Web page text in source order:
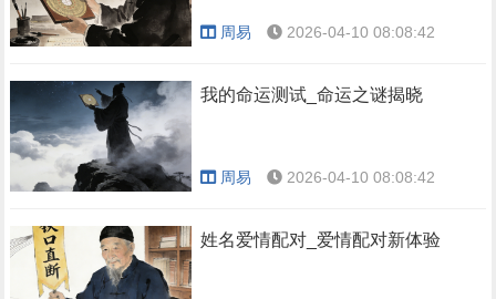
周易 2026-04-10 08:08:42
我的命运测试_命运之谜揭晓
周易 2026-04-10 08:08:42
姓名爱情配对_爱情配对新体验